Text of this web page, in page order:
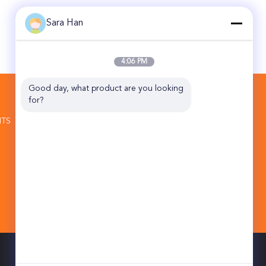
Sara Han
4:06 PM
Good day, what product are you looking
for?